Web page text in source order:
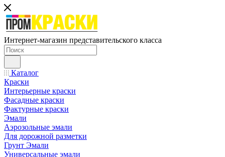
Интернет-магазин представительского класса
Каталог
Краски
Интерьерные краски
Фасадные краски
Фактурные краски
Эмали
Аэрозольные эмали
Для дорожной разметки
Грунт Эмали
Универсальные эмали